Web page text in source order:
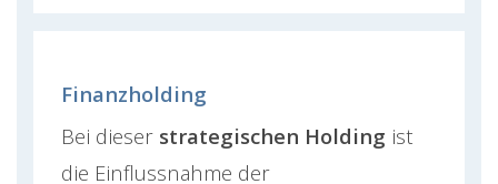
Finanzholding
Bei dieser strategischen Holding ist
die Einflussnahme der